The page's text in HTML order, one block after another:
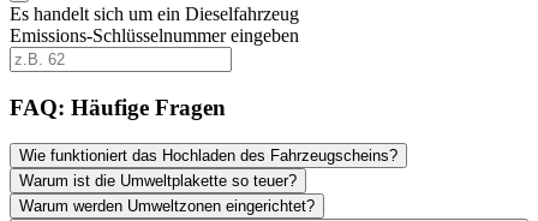
Es handelt sich um ein Dieselfahrzeug
Emissions-Schlüsselnummer eingeben
FAQ: Häufige Fragen
Wie funktioniert das Hochladen des Fahrzeugscheins?
Warum ist die Umweltplakette so teuer?
Warum werden Umweltzonen eingerichtet?